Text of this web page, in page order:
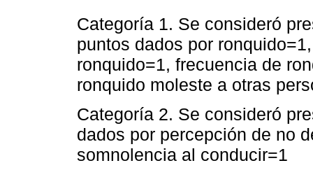
Categoría 1. Se consideró
puntos dados por
ronquido=1, frecuencia de
ronquido moleste a otras
Categoría 2. Se consideró
dados por percepción de no
somnolencia al conducir=1